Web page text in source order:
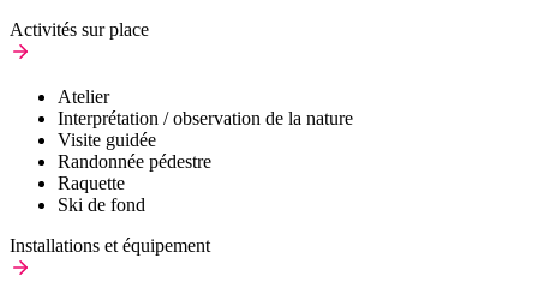
Activités sur place
Atelier
Interprétation / observation de la nature
Visite guidée
Randonnée pédestre
Raquette
Ski de fond
Installations et équipement